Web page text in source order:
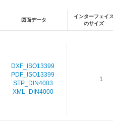
図面データ
インターフェイス
のサイズ
DXF_ISO13399
PDF_ISO13399
STP_DIN4003
XML_DIN4000
1